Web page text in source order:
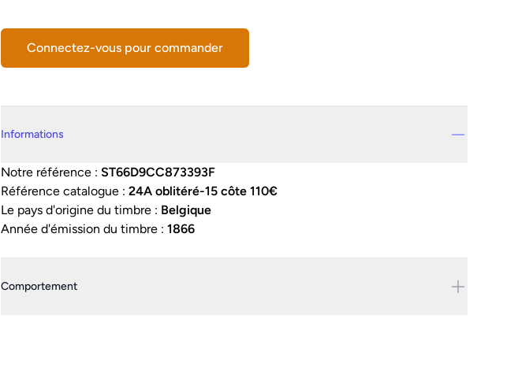
Connectez-vous pour commander
Informations
Notre référence : ST66D9CC873393F
Référence catalogue : 24A oblitéré-15 côte 110€
Le pays d'origine du timbre : Belgique
Année d'émission du timbre : 1866
Comportement